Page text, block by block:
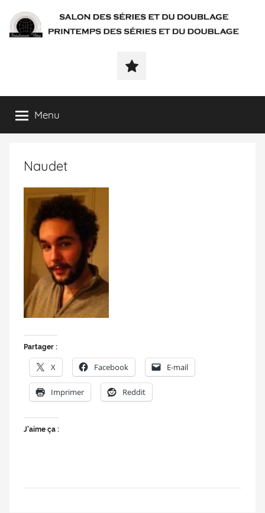
SÉRIALEMENT-
séries
et
doublage
printemps
séries
doublage
Rendez-
vous
séries
Menu
Naudet
Partager :
X Facebook E-mail
Imprimer Reddit
J’aime ça :